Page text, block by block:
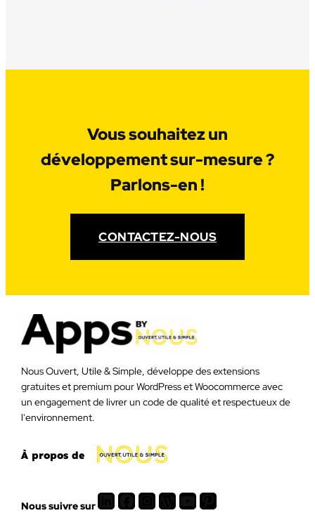
Vous souhaitez un
développement sur-mesure ?
Parlons-en !
CONTACTEZ-NOUS
Nous Ouvert, Utile & Simple, développe des extensions
gratuites et premium pour WordPress et Woocommerce avec
un engagement de livrer un code de qualité et respectueux de
l'environnement.
À propos de
Nous suivre surLinkedIn Facebook Instagram WordPress Youtube Pinterest